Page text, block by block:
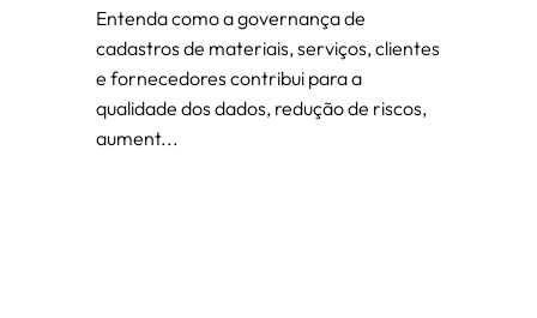
Entenda como a governança de
cadastros de materiais, serviços, clientes
e fornecedores contribui para a
qualidade dos dados, redução de riscos,
aument...